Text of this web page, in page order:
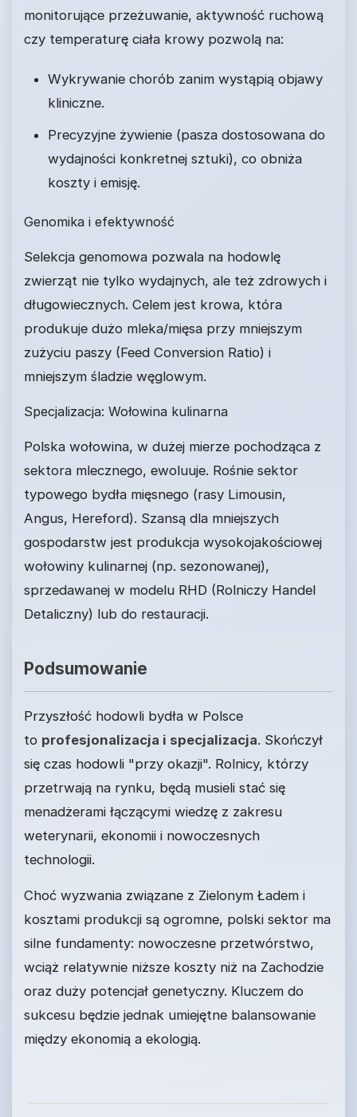
monitorujące przeżuwanie, aktywność ruchową
czy temperaturę ciała krowy pozwolą na:
Wykrywanie chorób zanim wystąpią objawy
kliniczne.
Precyzyjne żywienie (pasza dostosowana do
wydajności konkretnej sztuki), co obniża
koszty i emisję.
Genomika i efektywność
Selekcja genomowa pozwala na hodowlę
zwierząt nie tylko wydajnych, ale też zdrowych i
długowiecznych. Celem jest krowa, która
produkuje dużo mleka/mięsa przy mniejszym
zużyciu paszy (Feed Conversion Ratio) i
mniejszym śladzie węglowym.
Specjalizacja: Wołowina kulinarna
Polska wołowina, w dużej mierze pochodząca z
sektora mlecznego, ewoluuje. Rośnie sektor
typowego bydła mięsnego (rasy Limousin,
Angus, Hereford). Szansą dla mniejszych
gospodarstw jest produkcja wysokojakościowej
wołowiny kulinarnej (np. sezonowanej),
sprzedawanej w modelu RHD (Rolniczy Handel
Detaliczny) lub do restauracji.
Podsumowanie
Przyszłość hodowli bydła w Polsce
to profesjonalizacja i specjalizacja. Skończył
się czas hodowli "przy okazji". Rolnicy, którzy
przetrwają na rynku, będą musieli stać się
menadżerami łączącymi wiedzę z zakresu
weterynarii, ekonomii i nowoczesnych
technologii.
Choć wyzwania związane z Zielonym Ładem i
kosztami produkcji są ogromne, polski sektor ma
silne fundamenty: nowoczesne przetwórstwo,
wciąż relatywnie niższe koszty niż na Zachodzie
oraz duży potencjał genetyczny. Kluczem do
sukcesu będzie jednak umiejętne balansowanie
między ekonomią a ekologią.